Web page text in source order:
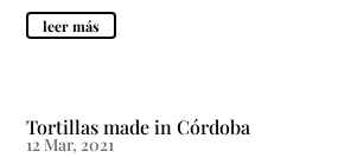
leer más
Tortillas made in Córdoba
12 Mar, 2021